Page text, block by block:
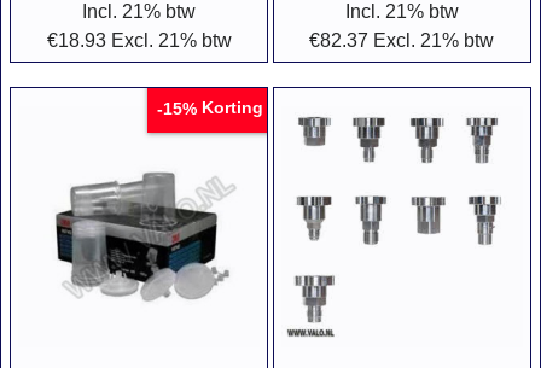
Incl. 21% btw
€18.93 Excl. 21% btw
Incl. 21% btw
€82.37 Excl. 21% btw
-15% Korting